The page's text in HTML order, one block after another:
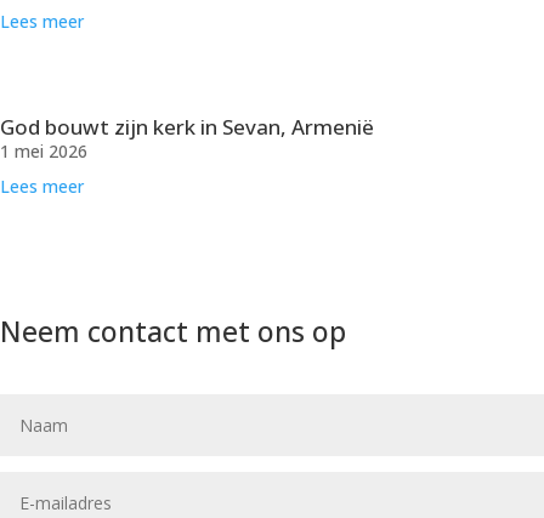
Lees meer
God bouwt zijn kerk in Sevan, Armenië
1 mei 2026
Lees meer
Neem contact met ons op